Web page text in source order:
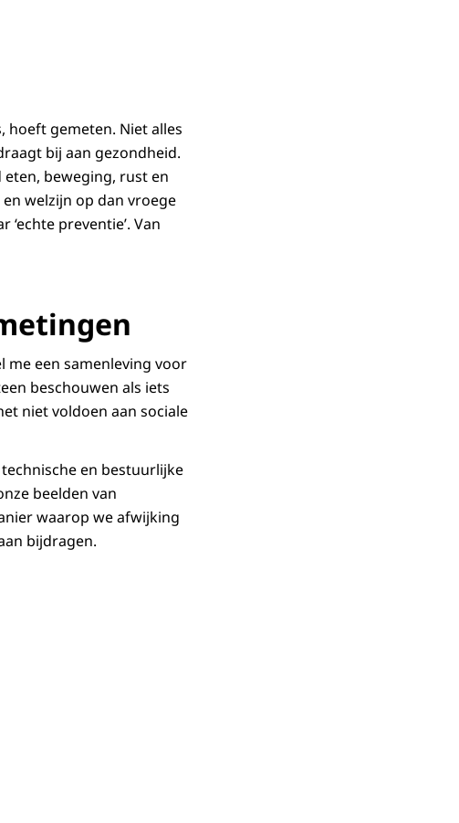
hoeft gemeten. Niet alles
bij aan gezondheid.
beweging, rust en
welzijn op dan vroege
preventie’. Van
me een samenleving voor
beschouwen als iets
niet voldoen aan sociale
en bestuurlijke
beelden van
waarop we afwijking
bijdragen.